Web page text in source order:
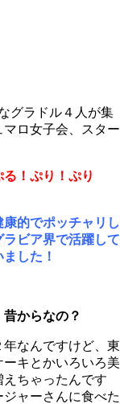
グラドル４人が集
ロ女子会、スター
る！ぷり！ぷり
康的でポッチャリし
ビア界で活躍して
した！
からなの？
なんですけど、東
キとかいろいろ美
ちゃったんです
ジャーさんに食べた